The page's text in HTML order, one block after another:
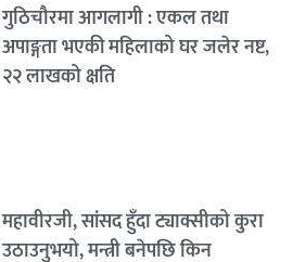
गुठिचौरमा आगलागी : एकल तथा
अपाङ्गता भएकी महिलाको घर जलेर नष्ट,
२२ लाखको क्षति
महावीरजी, सांसद हुँदा ट्याक्सीको कुरा
उठाउनुभयो, मन्त्री बनेपछि किन